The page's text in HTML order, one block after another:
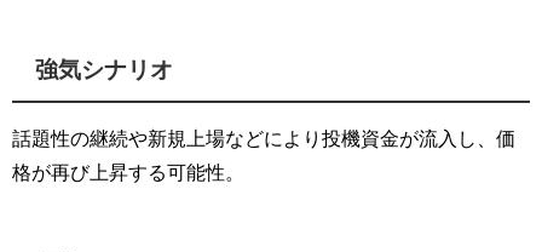
強気シナリオ
話題性の継続や新規上場などにより投機資金が流入し、価
格が再び上昇する可能性。